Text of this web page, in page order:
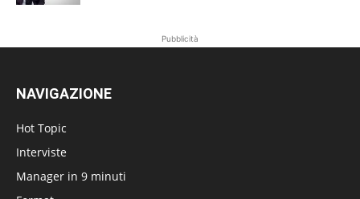
Pubblicità
NAVIGAZIONE
Hot Topic
Interviste
Manager in 9 minuti